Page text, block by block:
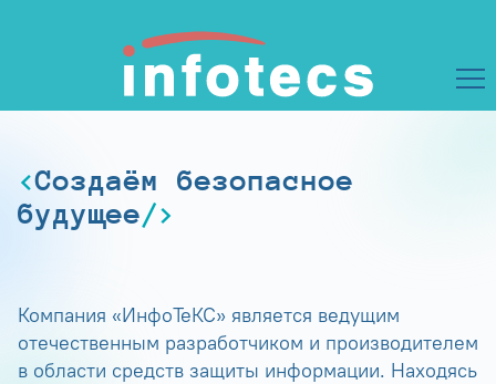
Создаём безопасное
будущее
Компания «ИнфоТеКС» является ведущим
отечественным разработчиком и производителем
в области средств защиты информации. Находясь